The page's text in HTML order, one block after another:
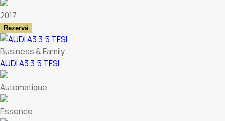
2017
Rezervă
Business & Family
AUDI A3 3.5 TFSI
Automatique
Essence